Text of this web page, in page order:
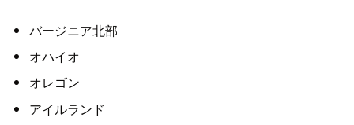
バージニア北部
オハイオ
オレゴン
アイルランド